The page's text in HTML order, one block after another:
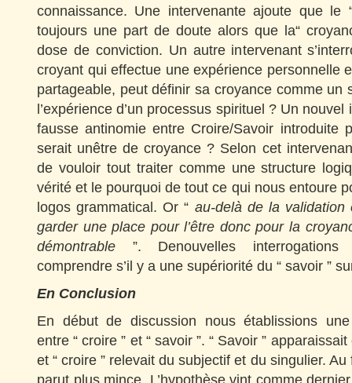
connaissance. Une intervenante ajoute que le
toujours une part de doute alors que la“
dose de conviction. Un autre intervenant
croyant qui effectue une expérience personnelle
partageable, peut définir sa croyance comme un
l’expérience d’un processus spirituel ? Un
fausse antinomie entre Croire/Savoir introduite
serait unêtre de croyance ? Selon cet
de vouloir tout traiter comme une structure
vérité et le pourquoi de tout ce qui nous entoure
logos grammatical. Or “ au-delà de la
garder une place pour l’être donc pour la
démontrable ”. Denouvelles
comprendre s’il y a une supériorité du “ savoir ”
En Conclusion
En début de discussion nous établissions
entre “ croire ” et “ savoir ”. “ Savoir ”
et “ croire ” relevait du subjectif et du singulier.
parut plus mince. L’hypothèse vint comme